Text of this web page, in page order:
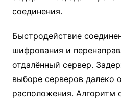
соединения.
Быстродействие
шифрования и
отдалённый сервер.
выборе серверов далеко
расположения. Алгоритм